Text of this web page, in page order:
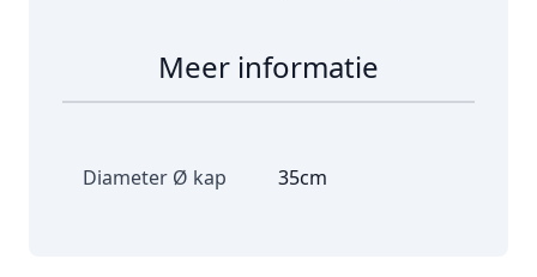
Meer informatie
Diameter Ø kap 35cm